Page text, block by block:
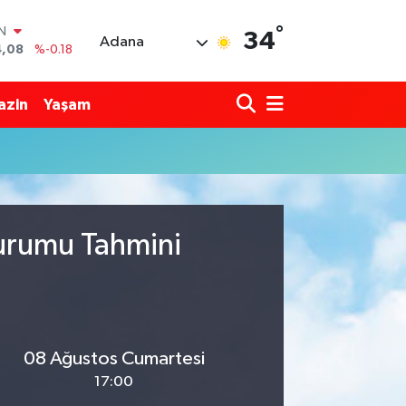
%-0.18
%0.03
Adana 34°
Yaşam
Tahmini
08 Ağustos Cumartesi
17:00